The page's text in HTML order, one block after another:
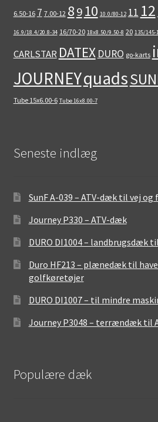
6.50-16 7 7.00-12 89 10 10.0/80-12 11 12
16.9/18.4/20.8-34 16/70-20 18x8.50/9.50-8 20 135/145-
CARLSTAR DATEX DURO go-karts
JOURNEYquads
Tube 15x6.00-6 Tube 16x8.00-7
Seneste indlæg
SunF A-039 – ATV-dæk til vej
Journey P330 – ATV-dæk
DURO DI1004 – landbrugsdæk
Duro HF213 – plænedæk til
golfkøretøjer
DURO DI1007 – til mindre
Journey P3048 – terrændæk til
Populære dæk